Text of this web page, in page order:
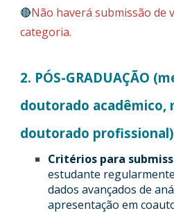
🔴Não haverá submissão de
categoria.
2. PÓS-GRADUAÇÃO
doutorado acadêmico,
doutorado profissional)
Critérios para
estudante
dados avançados de
apresentação em